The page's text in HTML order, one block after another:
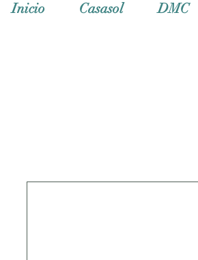
Inicio Casasol DMC